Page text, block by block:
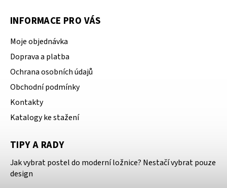
INFORMACE PRO VÁS
Moje objednávka
Doprava a platba
Ochrana osobních údajů
Obchodní podmínky
Kontakty
Katalogy ke stažení
TIPY A RADY
Jak vybrat postel do moderní ložnice? Nestačí vybrat pouze
design